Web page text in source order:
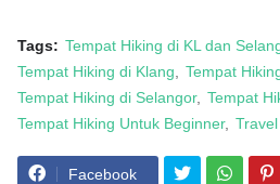
Tags: Tempat Hiking di KL dan
Tempat Hiking di Klang
Tempat
Tempat Hiking di Selangor
Tempat
Tempat Hiking Untuk Beginner
Travel
Facebook